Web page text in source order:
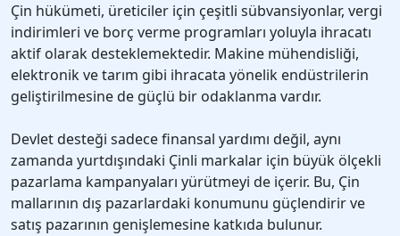
Çin hükümeti, üreticiler için çeşitli sübvansiyonlar, vergi
indirimleri ve borç verme programları yoluyla ihracatı
aktif olarak desteklemektedir. Makine mühendisliği,
elektronik ve tarım gibi ihracata yönelik endüstrilerin
geliştirilmesine de güçlü bir odaklanma vardır.
Devlet desteği sadece finansal yardımı değil, aynı
zamanda yurtdışındaki Çinli markalar için büyük ölçekli
pazarlama kampanyaları yürütmeyi de içerir. Bu, Çin
mallarının dış pazarlardaki konumunu güçlendirir ve
satış pazarının genişlemesine katkıda bulunur.